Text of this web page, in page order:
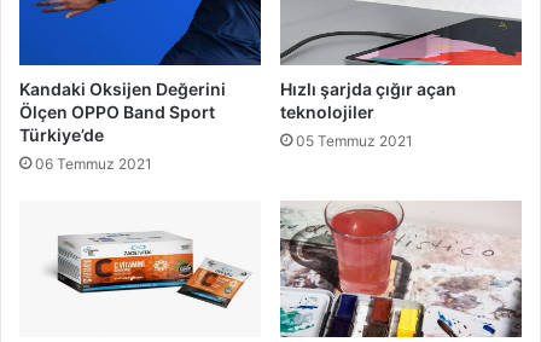
Kandaki Oksijen Değerini
Ölçen OPPO Band Sport
Türkiye’de
06 Temmuz 2021
Hızlı şarjda çığır açan
teknolojiler
05 Temmuz 2021